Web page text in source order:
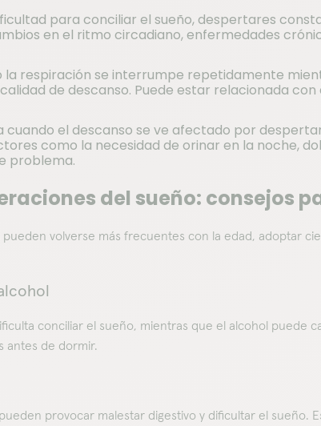
para conciliar el sueño, despertares
en el ritmo circadiano, enfermedades
la respiración se interrumpe repetidamente
de descanso. Puede estar relacionada
cuando el descanso se ve afectado por
como la necesidad de orinar en la noche,
problema.
del sueño: consejos
volverse más frecuentes con la edad, adoptar
conciliar el sueño, mientras que el alcohol puede
antes de dormir.
provocar malestar digestivo y dificultar el sueño.